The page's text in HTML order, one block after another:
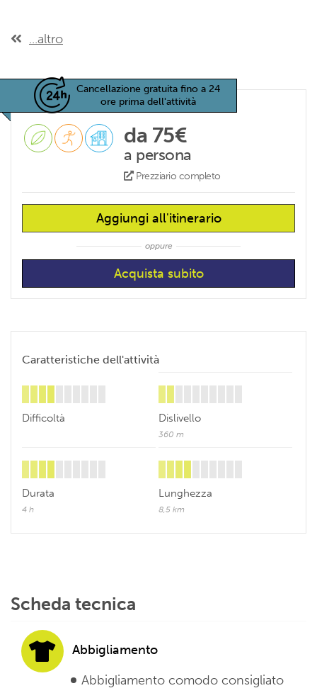
...altro
Cancellazione gratuita fino a 24
ore prima dell'attività
da 75€
a persona
Prezziario completo
Aggiungi all'itinerario
oppure
Caratteristiche dell'attività
Difficoltà Dislivello
360 m
Durata
4 h
Lunghezza
8,5 km
Scheda tecnica
Abbigliamento
Abbigliamento comodo consigliato